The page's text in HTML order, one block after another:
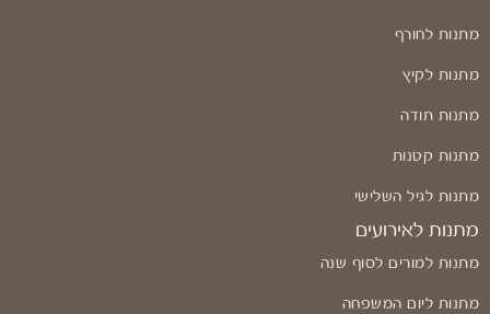
מתנות לחורף
מתנות לקיץ
מתנות תודה
מתנות קטנות
מתנות לגיל השלישי
מתנות לאירועים
מתנות למורים לסוף שנה
מתנות ליום המשפחה